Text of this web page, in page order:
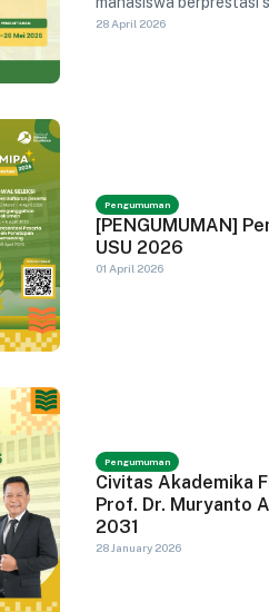
28 April 2026
Pengumuman
[PENGUMUMAN]
USU 2026
01 April 2026
Pengumuman
Civitas Akademika
Prof. Dr. Muryanto
2031
28 January 2026